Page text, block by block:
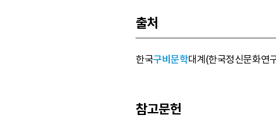
출처
한국구비문학대계(한국정신문화연
참고문헌